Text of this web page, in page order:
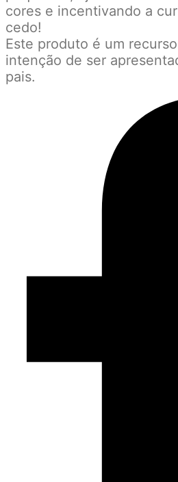
cores e incentivando a
cedo!
Este produto é um
intenção de ser
pais.